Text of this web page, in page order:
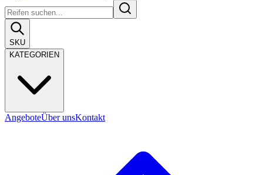
SKU
KATEGORIEN
AngeboteÜber unsKontakt